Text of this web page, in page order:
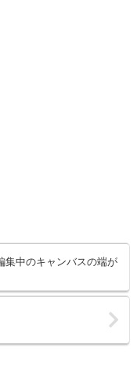
集中のキャンバスの端が